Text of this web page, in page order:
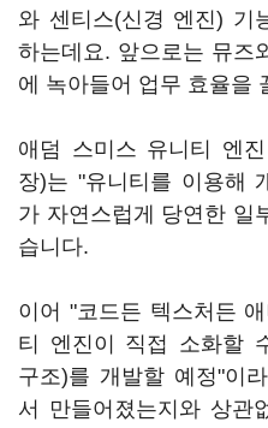
와 센티스(신경 엔진) 기
하는데요. 앞으로는 뮤즈
에 녹아들어 업무 효율을
애덤 스미스 유니티 엔
장)는 "유니티를 이용해
가 자연스럽게 당연한 일
습니다.
이어 "코드든 텍스처든
티 엔진이 직접 소화할
구조)를 개발할 예정"이
서 만들어졌는지와 상관